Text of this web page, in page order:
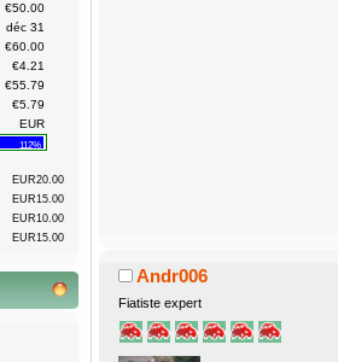
€50.00
déc 31
€60.00
€4.21
€55.79
€5.79
EUR
112%
EUR20.00
EUR15.00
EUR10.00
EUR15.00
Andr006
Fiatiste expert